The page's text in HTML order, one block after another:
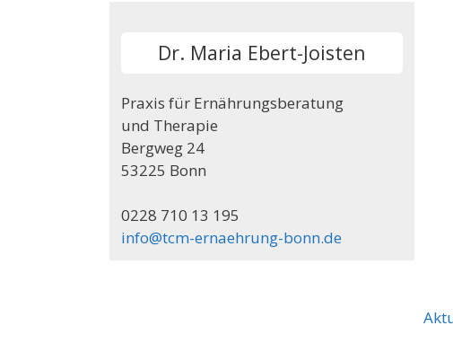
Dr. Maria Ebert-Joisten
Praxis für Ernährungsberatung
und Therapie
Bergweg 24
53225 Bonn
0228 710 13 195
info@tcm-ernaehrung-bonn.de